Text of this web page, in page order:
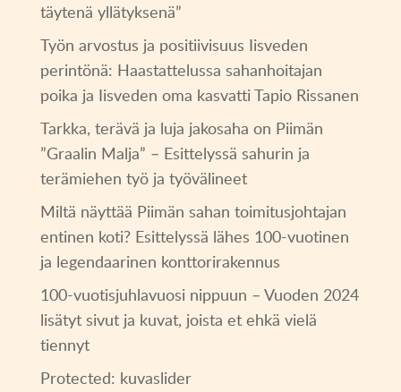
täytenä yllätyksenä”
Työn arvostus ja positiivisuus Iisveden
perintönä: Haastattelussa sahanhoitajan
poika ja Iisveden oma kasvatti Tapio Rissanen
Tarkka, terävä ja luja jakosaha on Piimän
”Graalin Malja” – Esittelyssä sahurin ja
terämiehen työ ja työvälineet
Miltä näyttää Piimän sahan toimitusjohtajan
entinen koti? Esittelyssä lähes 100-vuotinen
ja legendaarinen konttorirakennus
100-vuotisjuhlavuosi nippuun – Vuoden 2024
lisätyt sivut ja kuvat, joista et ehkä vielä
tiennyt
Protected: kuvaslider